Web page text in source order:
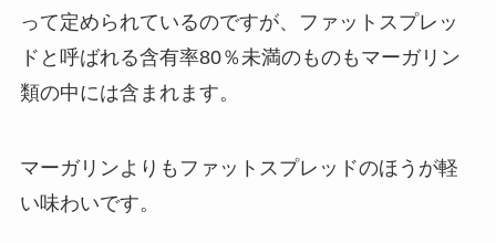
って定められているのですが、ファットスプレッ
ドと呼ばれる含有率80％未満のものもマーガリン
類の中には含まれます。
マーガリンよりもファットスプレッドのほうが軽
い味わいです。